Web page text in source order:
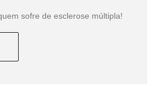
sofre de esclerose múltipla!